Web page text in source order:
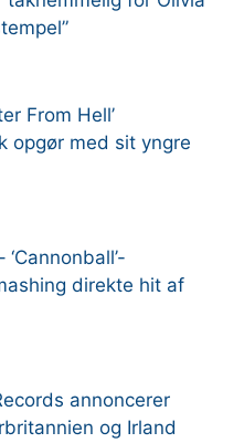
From Hell’
opgør med sit yngre
direkte hit af
annoncerer
og Irland